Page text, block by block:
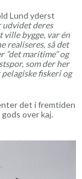
Lund yderst
udvidet deres
ville bygge, var én
realiseres, så det
”det maritime” og
som der her
fiskeri og
det i fremtiden
over kaj.